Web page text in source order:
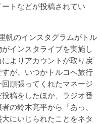
トなどが投稿されてい
帆のインスタグラムがトル
インスタライブを実施し
よりアカウントが取り戻
が、いつかトルコへ旅行
頑張ってくれたマネージ
稿をしたほか、ラジオ番
の鈴木亮平から「あっ、
にいじられたことをネタ